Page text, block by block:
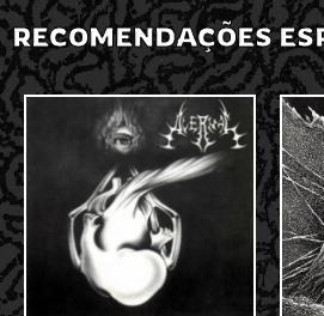
RECOMENDAÇÕES